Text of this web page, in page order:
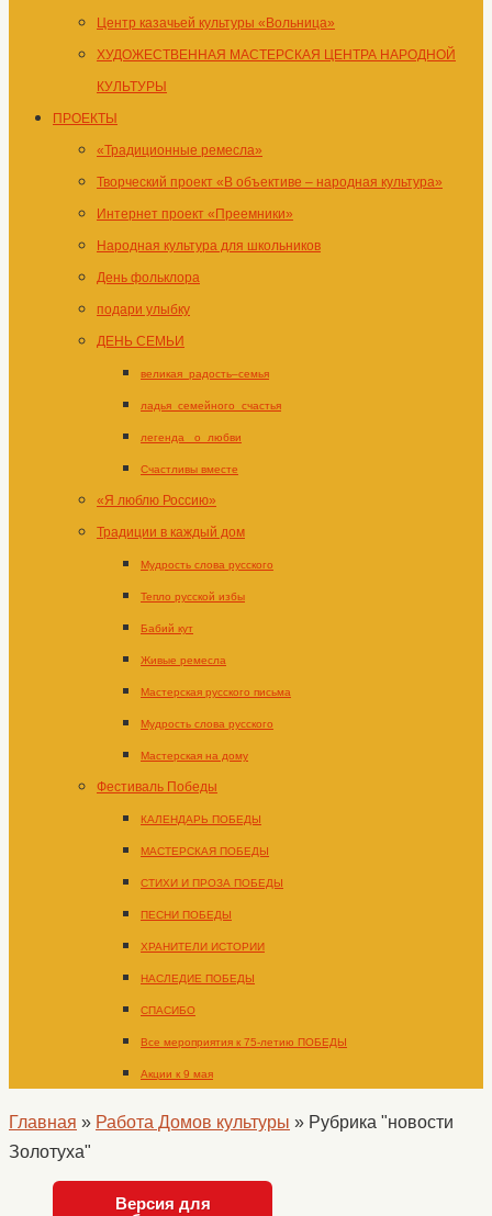
Центр казачьей культуры «Вольница»
ХУДОЖЕСТВЕННАЯ МАСТЕРСКАЯ ЦЕНТРА НАРОДНОЙ
КУЛЬТУРЫ
ПРОЕКТЫ
«Традиционные ремесла»
Творческий проект «В объективе – народная культура»
Интернет проект «Преемники»
Народная культура для школьников
День фольклора
подари улыбку
ДЕНЬ СЕМЬИ
великая_радость–семья
ладья_семейного_счастья
легенда _о_любви
Счастливы вместе
«Я люблю Россию»
Традиции в каждый дом
Мудрость слова русского
Тепло русской избы
Бабий кут
Живые ремесла
Мастерская русского письма
Мудрость слова русского
Мастерская на дому
Фестиваль Победы
КАЛЕНДАРЬ ПОБЕДЫ
МАСТЕРСКАЯ ПОБЕДЫ
СТИХИ И ПРОЗА ПОБЕДЫ
ПЕСНИ ПОБЕДЫ
ХРАНИТЕЛИ ИСТОРИИ
НАСЛЕДИЕ ПОБЕДЫ
СПАСИБО
Все мероприятия к 75-летию ПОБЕДЫ
Акции к 9 мая
Главная » Работа Домов культуры » Рубрика "новости
Золотуха"
Версия для